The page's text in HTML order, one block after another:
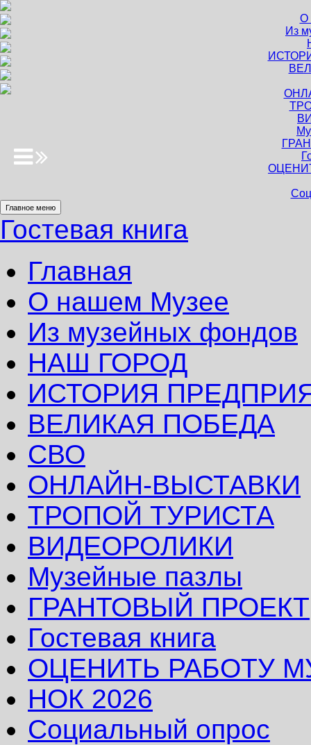
О
Из
Главное меню
Гостевая книга
Главная
О нашем Музее
Из музейных фондов
НАШ ГОРОД
ИСТОРИЯ
ВЕЛИКАЯ ПОБЕДА
СВО
ОНЛАЙН-ВЫСТАВКИ
ТРОПОЙ ТУРИСТА
ВИДЕОРОЛИКИ
Музейные пазлы
ГРАНТОВЫЙ ПРОЕКТ
Гостевая книга
ОЦЕНИТЬ РАБОТУ
НОК 2026
Социальный опрос